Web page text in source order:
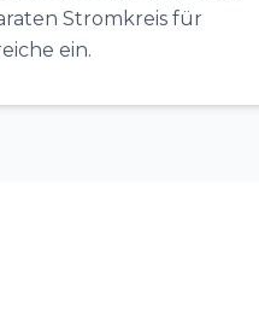
Stromkreis für
ein.